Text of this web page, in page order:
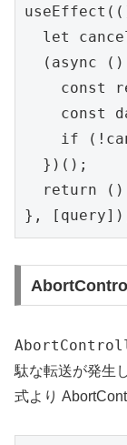
let
(async ()
const
const
if
  })();
return
},
駄な転送が発生
式より